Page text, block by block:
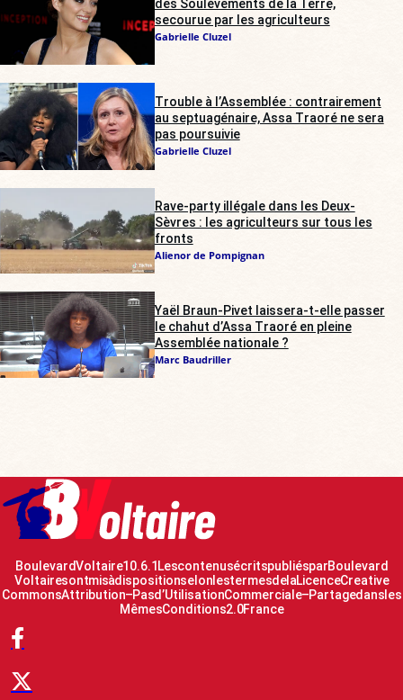
des Soulèvements de la Terre,
secourue par les agriculteurs
Gabrielle Cluzel
Trouble à l’Assemblée : contrairement
au septuagénaire, Assa Traoré ne sera
pas poursuivie
Gabrielle Cluzel
Rave-party illégale dans les Deux-
Sèvres : les agriculteurs sur tous les
fronts
Alienor de Pompignan
Yaël Braun-Pivet laissera-t-elle passer
le chahut d’Assa Traoré en pleine
Assemblée nationale ?
Marc Baudriller
Boulevard Voltaire 10.6.1 Les contenus écrits publiés par Boulevard
Voltaire sont mis à disposition selon les termes de la Licence Creative
Commons Attribution – Pas d’Utilisation Commerciale – Partage dans les
Mêmes Conditions 2.0 France